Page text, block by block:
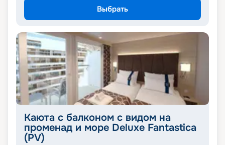
Выбрать
Каюта с балконом с видом на
променад и море Deluxe Fantastica
(PV)